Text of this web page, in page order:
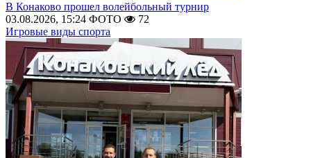
В Конаково прошел волейбольный турнир
03.08.2026, 15:24 ФОТО
72
Игровые виды спорта